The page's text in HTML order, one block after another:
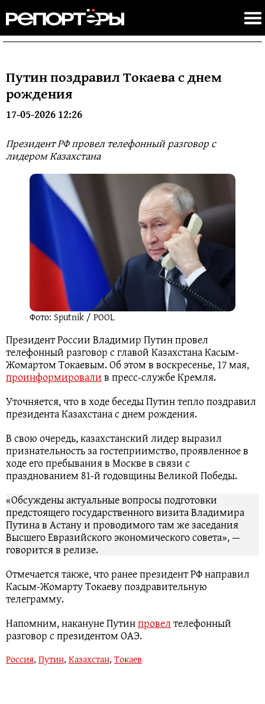
Путин поздравил Токаева с днем
рождения
17-05-2026 12:26
Президент РФ провел телефонный разговор с
лидером Казахстана
Фото: Sputnik / POOL
Президент России Владимир Путин провел
телефонный разговор с главой Казахстана Касым-
Жомартом Токаевым. Об этом в воскресенье, 17 мая,
проинформировалив пресс-службе Кремля.
Уточняется, что в ходе беседы Путин тепло поздравил
президента Казахстана с днем рождения.
В свою очередь, казахстанский лидер выразил
признательность за гостеприимство, проявленное в
ходе его пребывания в Москве в связи с
празднованием 81-й годовщины Великой Победы.
«Обсуждены актуальные вопросы подготовки
предстоящего государственного визита Владимира
Путина в Астану и проводимого там же заседания
Высшего Евразийского экономического совета», —
говорится в релизе.
Отмечается также, что ранее президент РФ направил
Касым-Жомарту Токаеву поздравительную
телеграмму.
Напомним, накануне Путинпровелтелефонный
разговор с президентом ОАЭ.
Россия, Путин, Казахстан, Токаев